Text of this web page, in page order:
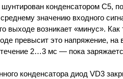
конденсатором С5,
значению входного
выходе возникает «минус».
превысит это напряжение,
2…3 мс — пока
конденсатора диод VD3